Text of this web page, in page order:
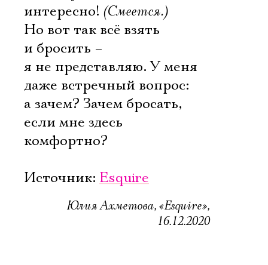
интересно! (Смеется.)
Но вот так всё взять
и бросить –
я не представляю. У меня
даже встречный вопрос:
а зачем? Зачем бросать,
если мне здесь
комфортно?
Источник: Esquire
Юлия Ахметова, «Esquire»,
16.12.2020